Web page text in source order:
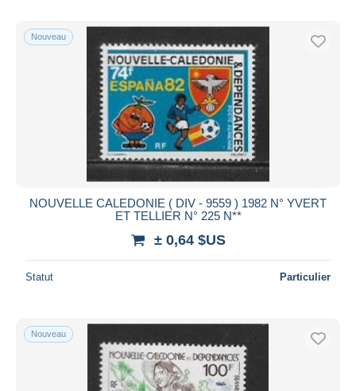
Nouveau
NOUVELLE CALEDONIE ( DIV - 9559 ) 1982 N° YVERT
ET TELLIER N° 225 N**
± 0,64 $US
Statut Particulier
Nouveau